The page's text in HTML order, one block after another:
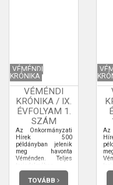
VÉMÉNDI
KRÓNIKA
VÉMÉNDI
KRÓNIKA / IX.
ÉVFOLYAM 1.
SZÁM
Az Önkormányzati
Hírek 500
példányban jelenik
meg havonta
Véménden. Teljes
terjedelmében
elolvashatja.
TOVÁBB
Az